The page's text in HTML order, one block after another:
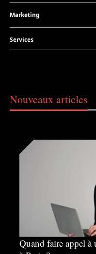
Marketing
Services
Nouveaux articles
Quand faire appel à